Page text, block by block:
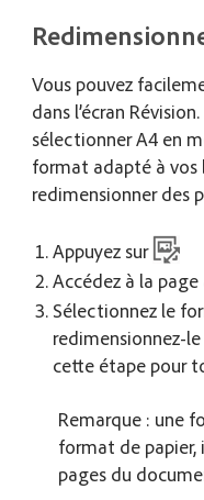
Vous pouvez
dans l’écran
sélectionner A4 en
format adapté à vos
redimensionner des
Appuyez sur
Accédez à la
Sélectionnez le
redimensionnez-
cette étape pour
Remarque : une
format de papier,
pages du